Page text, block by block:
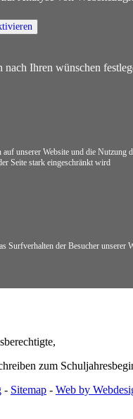
Ihren wünschen
unserer Website und die
Seite stark eingeschränkt wird
Surfverhalten der Besucher
zum
- Sitemap - Web by